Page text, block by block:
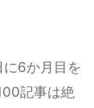
6か月目を
記事は絶